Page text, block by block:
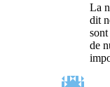
La
dit
de